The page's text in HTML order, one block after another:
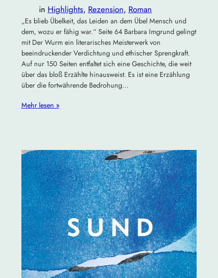
in Highlights, Rezension, Roman
„Es blieb Übelkeit, das Leiden an dem Übel Mensch und
dem, wozu er fähig war.“ Seite 64 Barbara Imgrund gelingt
mit Der Wurm ein literarisches Meisterwerk von
beeindruckender Verdichtung und ethischer Sprengkraft.
Auf nur 150 Seiten entfaltet sich eine Geschichte, die weit
über das bloß Erzählte hinausweist. Es ist eine Erzählung
über die fortwährende Bedrohung…
Mehr lesen »